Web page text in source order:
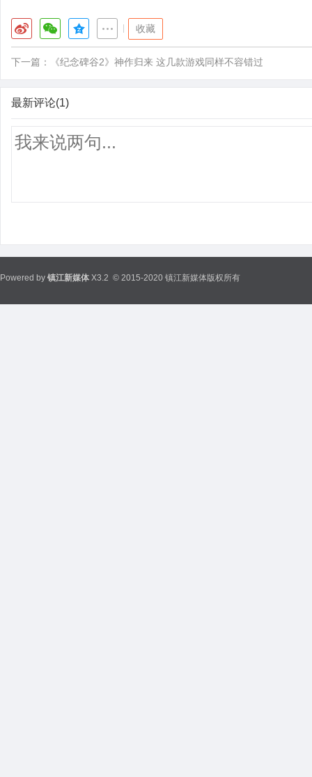
收藏
下一篇： 《纪念碑谷2》神作归来 这几款游戏同样不容错过
最新评论(1)
Powered by 镇江新媒体 X3.2 © 2015-2020 镇江新媒体版权所有